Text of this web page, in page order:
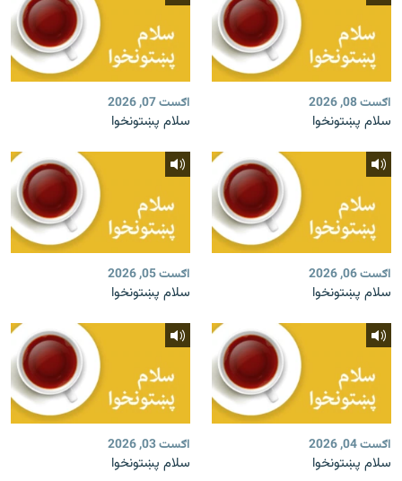
اګست 08, 2026
سلام پښتونخوا
اګست 07, 2026
سلام پښتونخوا
اګست 06, 2026
سلام پښتونخوا
اګست 05, 2026
سلام پښتونخوا
اګست 04, 2026
سلام پښتونخوا
اګست 03, 2026
سلام پښتونخوا